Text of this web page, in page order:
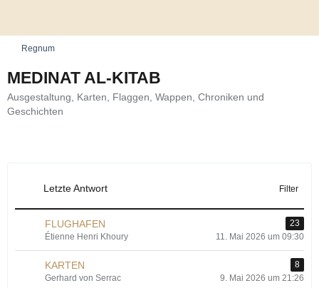
Regnum
MEDINAT AL-KITAB
Ausgestaltung, Karten, Flaggen, Wappen, Chroniken und
Geschichten
Letzte Antwort Filter
FLUGHAFEN
23
Étienne Henri Khoury
11. Mai 2026 um 09:30
KARTEN
8
Gerhard von Serrac
9. Mai 2026 um 21:26